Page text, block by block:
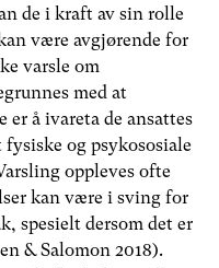
de i kraft av sin rolle
være avgjørende for
varsle om
med at
er å ivareta de ansattes
fysiske og psykososiale
oppleves ofte
kan være i sving for
spesielt dersom det er
& Salomon 2018).